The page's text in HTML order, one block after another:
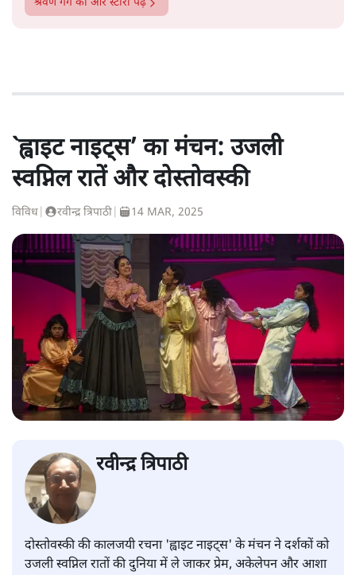
`ह्वाइट नाइट्स’ का मंचन: उजली
स्वप्निल रातें और दोस्तोवस्की
विविध रवीन्द्र त्रिपाठी 14 MAR, 2025
रवीन्द्र त्रिपाठी
दोस्तोवस्की की कालजयी रचना 'ह्वाइट नाइट्स' के मंचन ने दर्शकों को
उजली स्वप्निल रातों की दुनिया में ले जाकर प्रेम, अकेलेपन और आशा